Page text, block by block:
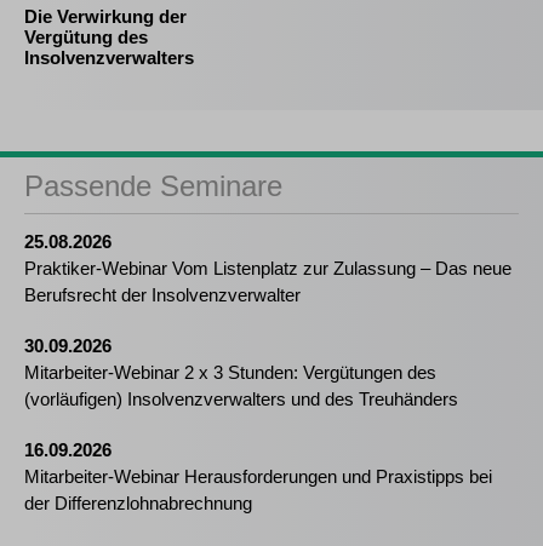
Die Verwirkung der
Vergütung des
Insolvenzverwalters
Passende Seminare
25.08.2026
Praktiker-Webinar Vom Listenplatz zur Zulassung – Das neue
Berufsrecht der Insolvenzverwalter
30.09.2026
Mitarbeiter-Webinar 2 x 3 Stunden: Vergütungen des
(vorläufigen) Insolvenzverwalters und des Treuhänders
16.09.2026
Mitarbeiter-Webinar Herausforderungen und Praxistipps bei
der Differenzlohnabrechnung